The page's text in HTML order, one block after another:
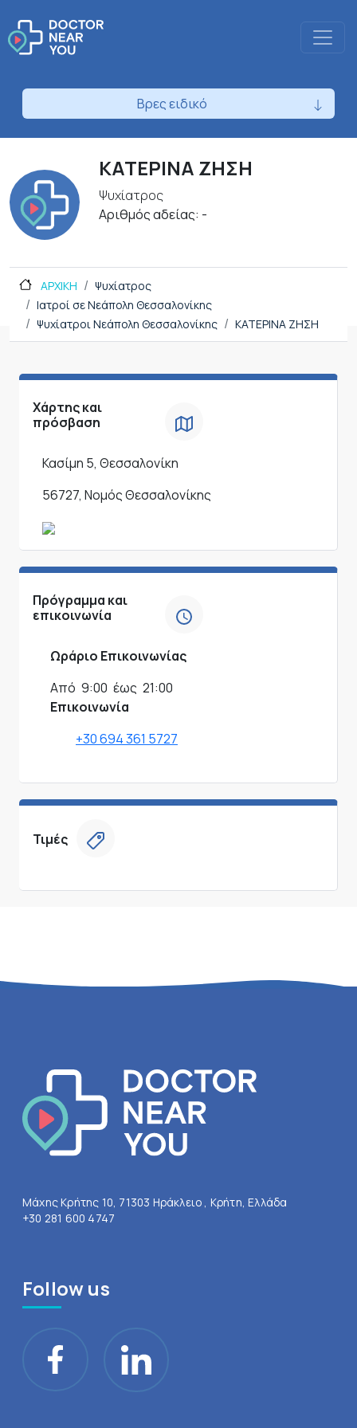
Βρες ειδικό
ΚΑΤΕΡΙΝΑ ΖΗΣΗ
Ψυχίατρος
Αριθμός αδείας: -
ΑΡΧΙΚΗ
Ψυχίατρος
Ιατροί σε Νεάπολη Θεσσαλονίκης
Ψυχίατροι Νεάπολη Θεσσαλονίκης
ΚΑΤΕΡΙΝΑ ΖΗΣΗ
Χάρτης και
πρόσβαση
Κασίμη 5, Θεσσαλονίκη
56727, Νομός Θεσσαλονίκης
Πρόγραμμα και
επικοινωνία
Ωράριο Επικοινωνίας
Από 9:00 έως 21:00
Επικοινωνία
+30 694 361 5727
Τιμές
Μάχης Κρήτης 10, 71303 Ηράκλειο , Κρήτη, Ελλάδα
+30 281 600 4747
Follow us